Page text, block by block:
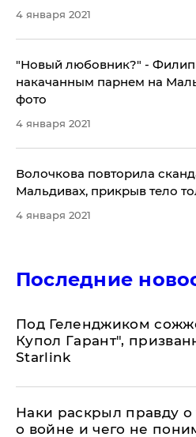
4 января 2021
"Новый любовник?" -
накачанным парнем на
фото
4 января 2021
Волочкова повторила
Мальдивах, прикрыв тело
4 января 2021
Последние
Под Геленджиком
Купол Гарант",
Starlink
Наки раскрыл правду о
о войне и чего не